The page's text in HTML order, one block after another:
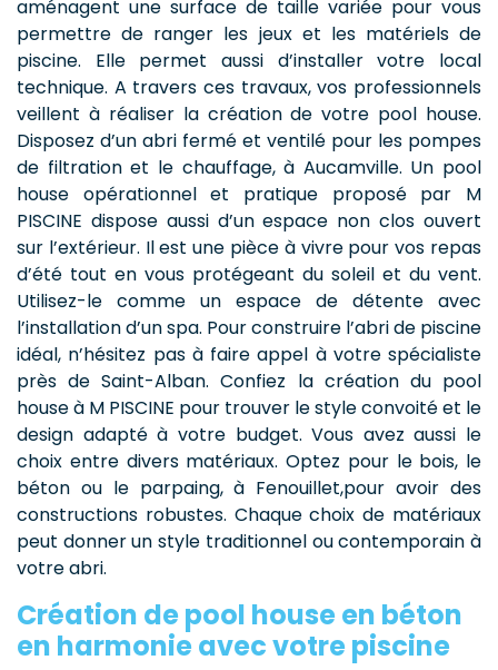
aménagent une surface de taille variée pour vous
permettre de ranger les jeux et les matériels de
piscine. Elle permet aussi d’installer votre local
technique. A travers ces travaux, vos professionnels
veillent à réaliser la création de votre pool house.
Disposez d’un abri fermé et ventilé pour les pompes
de filtration et le chauffage, à Aucamville. Un pool
house opérationnel et pratique proposé par M
PISCINE dispose aussi d’un espace non clos ouvert
sur l’extérieur. Il est une pièce à vivre pour vos repas
d’été tout en vous protégeant du soleil et du vent.
Utilisez-le comme un espace de détente avec
l’installation d’un spa. Pour construire l’abri de piscine
idéal, n’hésitez pas à faire appel à votre spécialiste
près de Saint-Alban. Confiez la création du pool
house à M PISCINE pour trouver le style convoité et le
design adapté à votre budget. Vous avez aussi le
choix entre divers matériaux. Optez pour le bois, le
béton ou le parpaing, à Fenouillet,pour avoir des
constructions robustes. Chaque choix de matériaux
peut donner un style traditionnel ou contemporain à
votre abri.
Création de pool house en béton
en harmonie avec votre piscine